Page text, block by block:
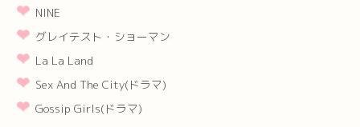
NINE
グレイテスト・ショーマン
La La Land
Sex And The City(ドラマ)
Gossip Girls(ドラマ)